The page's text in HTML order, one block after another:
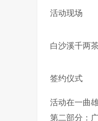
活动现场
白沙溪千两
签约仪式
活动在一曲
第二部分：